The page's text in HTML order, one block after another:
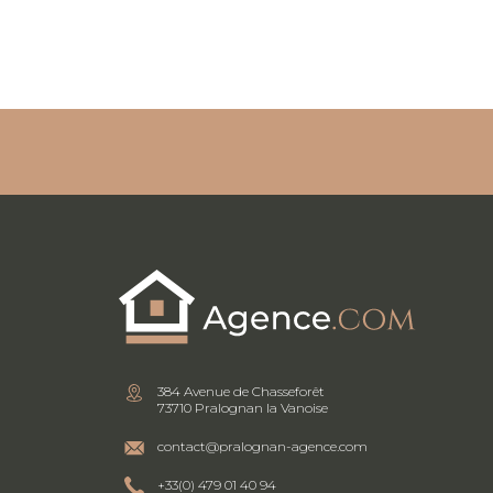
384 Avenue de Chasseforêt
73710 Pralognan la Vanoise
contact@pralognan-agence.com
+33(0) 479 01 40 94